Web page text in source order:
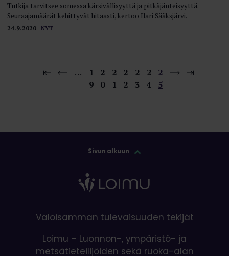
24.9.2020 NYT
Tutkija tarvitsee somessa kärsivällisyyttä ja pitkäjänteisyyttä.
Seuraajamäärät kehittyvät hitaasti, kertoo Ilari Sääksjärvi.
…
1
9
2
0
2
1
2
2
2
3
2
4
2
5
Sivun alkuun
Valoisamman tulevaisuuden tekijät
Loimu – Luonnon-, ympäristö- ja
metsätieteilijöiden sekä ruoka-alan